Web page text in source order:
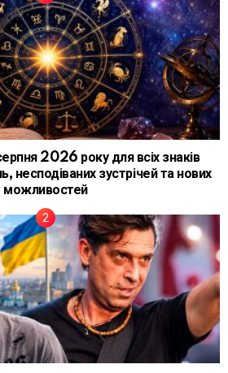
2026 року для всіх знаків
несподіваних зустрічей та нових
можливостей